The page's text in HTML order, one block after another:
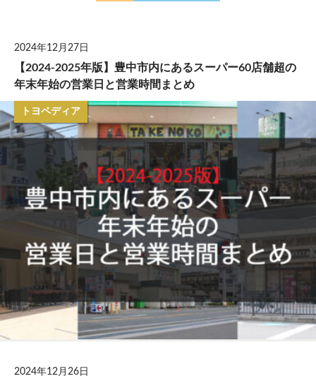
2024年12月27日
【2024-2025年版】豊中市内にあるスーパー60店舗超の
年末年始の営業日と営業時間まとめ
トヨペディア
2024年12月26日